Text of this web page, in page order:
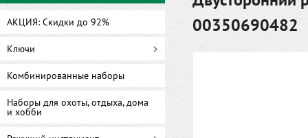
АКЦИЯ: Скидки до 92%
Ключи
Комбинированные наборы
Наборы для охоты, отдыха, дома
и хобби
00350690482